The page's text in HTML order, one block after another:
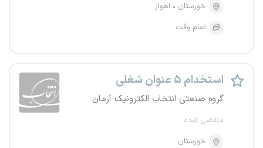
خوزستان
اهواز
تمام وقت
استخدام ۵ عنوان شغلی
گروه صنعتی انتخاب الکترونیک آرمان
منقضی شده
خوزستان